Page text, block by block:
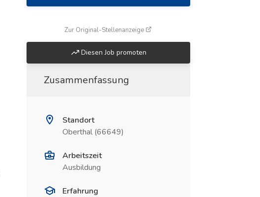
Zur Original-Stellenanzeige
Diesen Job promoten
Zusammenfassung
Standort
Oberthal (66649)
Arbeitszeit
Ausbildung
Erfahrung